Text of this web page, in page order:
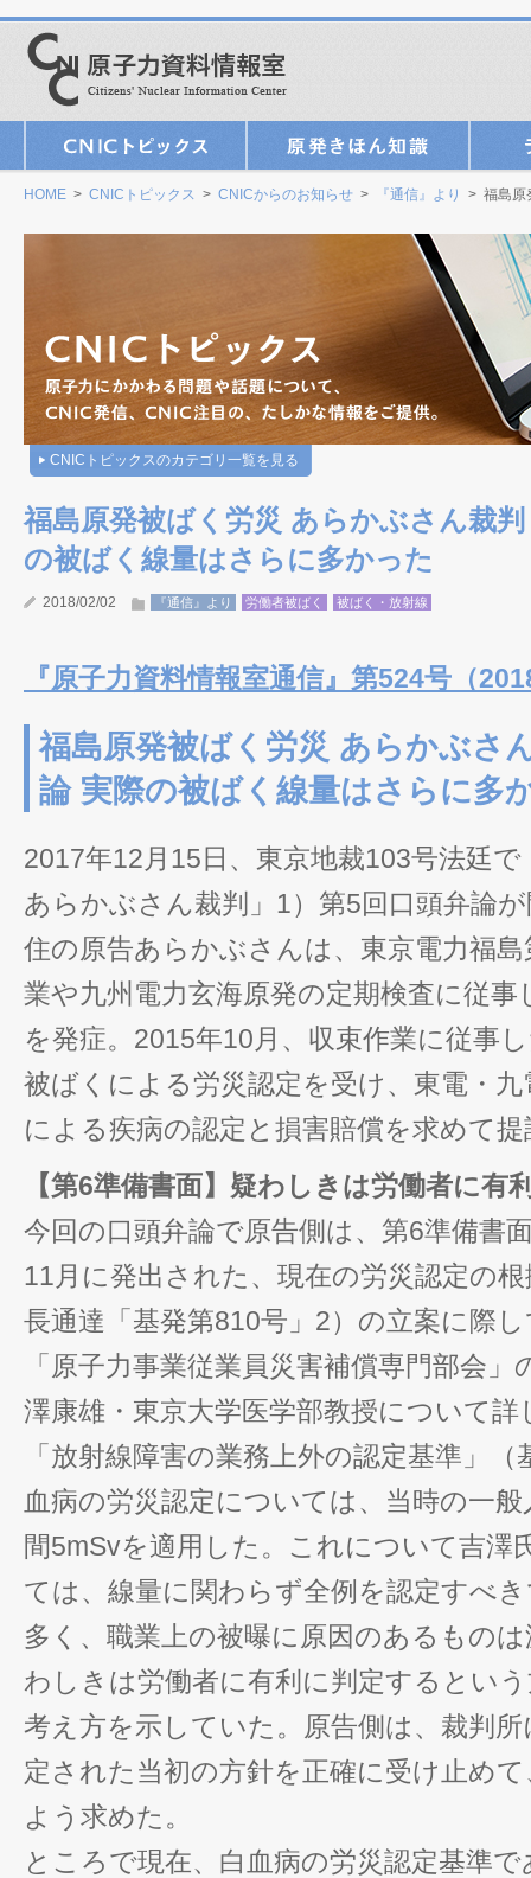
HOME > CNICトピックス > CNICからのお知らせ > 『通信』より > 福島原
CNICトピックスのカテゴリ一覧を見る
福島原発被ばく労災 あらかぶさん裁
の被ばく線量はさらに多かった
2018/02/02 『通信』より 労働者被ばく 被ばく・放射線
『原子力資料情報室通信』第524号（
福島原発被ばく労災 あらかぶさ
論 実際の被ばく線量はさらに多
2017年12月15日、東京地裁103号法廷
あらかぶさん裁判」1）第5回口頭弁論
住の原告あらかぶさんは、東京電力福
業や九州電力玄海原発の定期検査に従事
を発症。2015年10月、収束作業に従事
被ばくによる労災認定を受け、東電・
による疾病の認定と損害賠償を求めて
【第6準備書面】疑わしきは労働者に有
今回の口頭弁論で原告側は、第6準備書
11月に発出された、現在の労災認定の
長通達「基発第810号」2）の立案に際
「原子力事業従業員災害補償専門部会
澤康雄・東京大学医学部教授について詳
「放射線障害の業務上外の認定基準」
血病の労災認定については、当時の一
間5mSvを適用した。これについて吉澤
ては、線量に関わらず全例を認定すべ
多く、職業上の被曝に原因のあるもの
わしきは労働者に有利に判定するとい
考え方を示していた。原告側は、裁判
定された当初の方針を正確に受け止め
よう求めた。
ところで現在、白血病の労災認定基準